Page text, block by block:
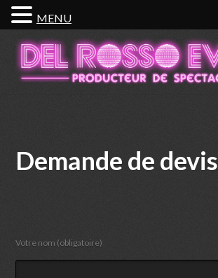
Demande de devis
Votre nom (obligatoire)
MENU